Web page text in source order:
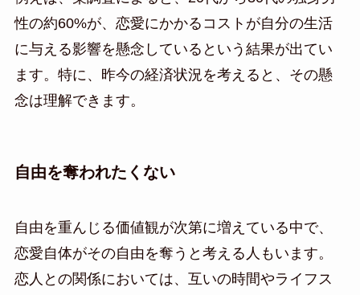
性の約60%が、恋愛にかかるコストが自分の生活
に与える影響を懸念しているという結果が出てい
ます。特に、昨今の経済状況を考えると、その懸
念は理解できます。
自由を奪われたくない
自由を重んじる価値観が次第に増えている中で、
恋愛自体がその自由を奪うと考える人もいます。
恋人との関係においては、互いの時間やライフス